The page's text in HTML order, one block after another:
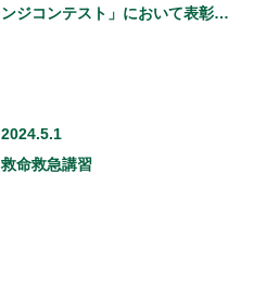
ンジコンテスト」において表彰…
2024.5.1
救命救急講習